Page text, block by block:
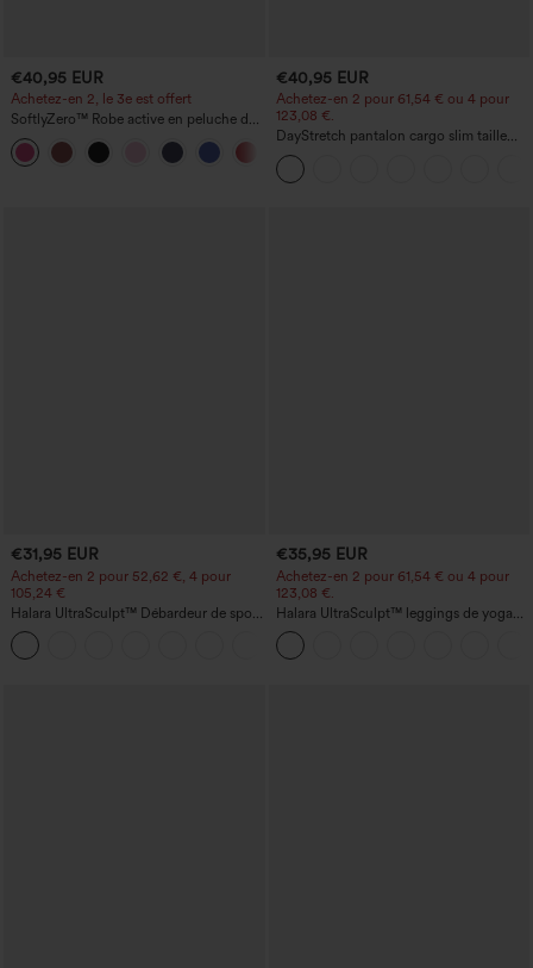
€40,95 EUR
Achetez-en 2, le 3e est offert
SoftlyZero™ Robe active en peluche dos
nu — Édition Hyper Facile
€40,95 EUR
Achetez-en 2 pour 61,54 € ou 4 pour
123,08 €.
DayStretch pantalon cargo slim taille
haute, poches zippées, uni
€31,95 EUR
Achetez-en 2 pour 52,62 €, 4 pour
105,24 €
Halara UltraSculpt™ Débardeur de sport
à col rond et ourlet arrondi
€35,95 EUR
Achetez-en 2 pour 61,54 € ou 4 pour
123,08 €.
Halara UltraSculpt™ leggings de yoga
taille haute, gainants avec contrôle du
ventre, coupe bootcut, à poches